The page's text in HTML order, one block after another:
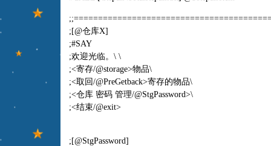
;[@仓库X]
;#SAY
;欢迎光临。\ \
;<寄存/@storage>物品\
;<取回/@PreGetback>寄存的物品\
;<仓库 密码 管理/@StgPassword>\
;<结束/@exit>
;[@StgPassword]